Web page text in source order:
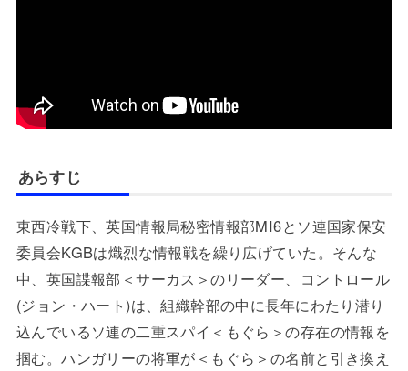
あらすじ
東西冷戦下、英国情報局秘密情報部MI6とソ連国家保安
委員会KGBは熾烈な情報戦を繰り広げていた。そんな
中、英国諜報部＜サーカス＞のリーダー、コントロール
(ジョン・ハート)は、組織幹部の中に長年にわたり潜り
込んでいるソ連の二重スパイ＜もぐら＞の存在の情報を
掴む。ハンガリーの将軍が＜もぐら＞の名前と引き換え